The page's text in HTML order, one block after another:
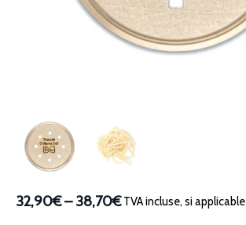
32,90€–38,70€
Plage
TVA incluse, si applicable